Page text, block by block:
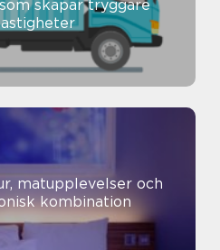
skapar tryggare
kombination